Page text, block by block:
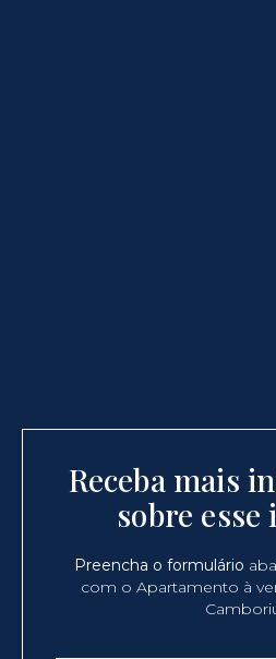
Receba mais
sobre esse
Preencha o formulário
com o Apartamento à